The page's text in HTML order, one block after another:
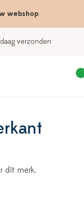
webshop
verzonden
dit merk.